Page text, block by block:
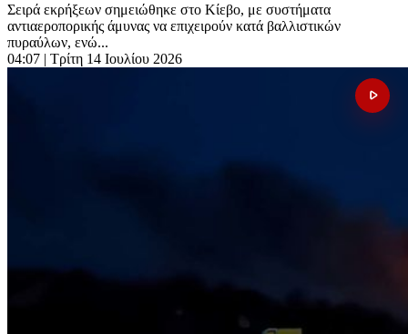
Σειρά εκρήξεων σημειώθηκε στο Κίεβο, με συστήματα
αντιαεροπορικής άμυνας να επιχειρούν κατά βαλλιστικών
πυραύλων, ενώ...
04:07 | Τρίτη 14 Ιουλίου 2026